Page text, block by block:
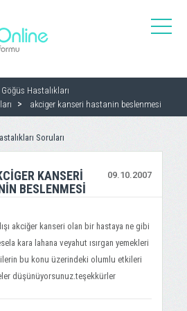
toggle
Göğüs Hastalıkları
akciger kanseri hastanin beslenmesi
Soruları
09.10.2007
KANSERI
BESLENMESI
akciğer kanseri olan bir hastaya ne gibi
kara lahana veyahut ısırgan yemekleri
bu konu üzerindeki olumlu etkileri
düşünüyorsunuz.teşekkürler